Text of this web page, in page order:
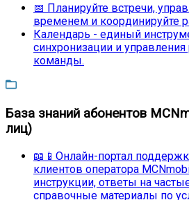
📅 Планируйте встречи,
временем и координируйте
Календарь - единый
синхронизации и
команды.
База знаний абонентов
лиц)
📖📱Онлайн-портал
клиентов оператора
инструкции, ответы на
справочные материалы по